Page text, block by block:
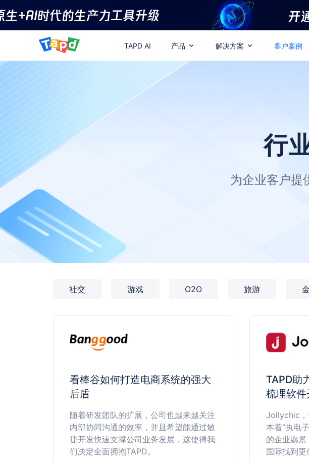
TAPD AI 产品 解决方案 客户案例
行
为企业客户提
社交 游戏 O2O 旅游
看棒谷如何打造电商系统的强大
后盾
随着研发团队的扩展，公司也越来越关注
内部协同沟通的效率，并且希望能通过敏
捷开发快速支撑公司业务发展，这使得我
们决定全面拥抱TAPD。
TAPD助
梳理软
Jollychic，
本着“执电
的企业愿
国际找到更